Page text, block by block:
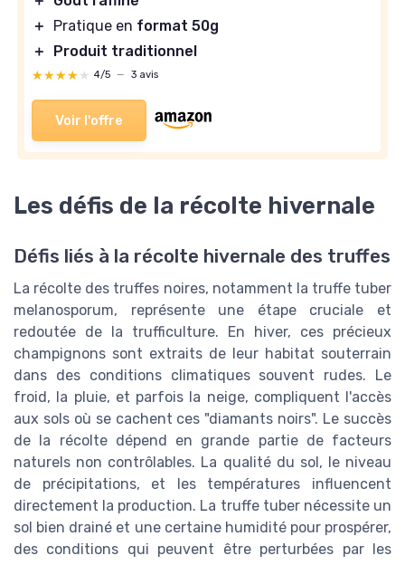
＋
Pratique en format 50g
＋
Produit traditionnel
★★★★★
★★★★★ 4/5 — 3 avis
Voir l'offre
Les défis de la récolte hivernale
Défis liés à la récolte hivernale des truffes
La récolte des truffes noires, notamment la truffe tuber
melanosporum, représente une étape cruciale et
redoutée de la trufficulture. En hiver, ces précieux
champignons sont extraits de leur habitat souterrain
dans des conditions climatiques souvent rudes. Le
froid, la pluie, et parfois la neige, compliquent l'accès
aux sols où se cachent ces "diamants noirs". Le succès
de la récolte dépend en grande partie de facteurs
naturels non contrôlables. La qualité du sol, le niveau
de précipitations, et les températures influencent
directement la production. La truffe tuber nécessite un
sol bien drainé et une certaine humidité pour prospérer,
des conditions qui peuvent être perturbées par les